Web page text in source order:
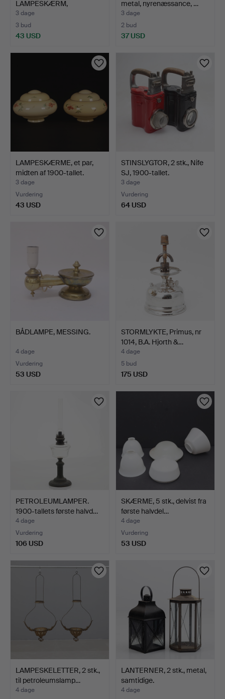
LAMPESKÆRM,
"BUMLING", ATE…
3 dage
3 bud
43 USD
metal, nyrenæssance, …
3 dage
2 bud
37 USD
LAMPESKÆRME, et par,
midten af 1900-tallet.
3 dage
Vurdering
43 USD
STINSLYGTOR, 2 stk., Nife
SJ, 1900-tallet.
3 dage
Vurdering
64 USD
BÅDLAMPE, MESSING.
4 dage
Vurdering
53 USD
STORMLYKTE, Primus, nr
1014, B.A. Hjorth &…
4 dage
5 bud
175 USD
PETROLEUMLAMPER.
1900-tallets første halvd…
4 dage
Vurdering
106 USD
SKÆRME, 5 stk., delvist fra
første halvdel…
4 dage
Vurdering
53 USD
LAMPESKELETTER, 2 stk.,
til petroleumslamp…
4 dage
LANTERNER, 2 stk., metal,
samtidige.
4 dage